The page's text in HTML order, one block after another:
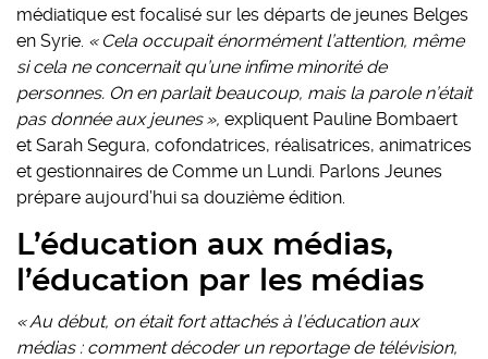
médiatique est focalisé sur les départs de jeunes Belges
en Syrie. « Cela occupait énormément l’attention, même
si cela ne concernait qu’une infime minorité de
personnes. On en parlait beaucoup, mais la parole n’était
pas donnée aux jeunes », expliquent Pauline Bombaert
et Sarah Segura, cofondatrices, réalisatrices, animatrices
et gestionnaires de Comme un Lundi. Parlons Jeunes
prépare aujourd’hui sa douzième édition.
L’éducation aux médias,
l’éducation par les médias
«Au début, on était fort attachés à l’éducation aux
médias : comment décoder un reportage de télévision,